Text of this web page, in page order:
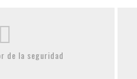
de la seguridad